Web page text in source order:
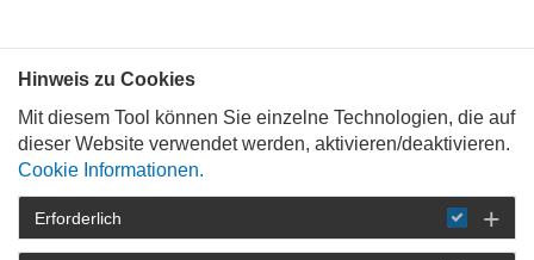
STARTSEITE
FORTBILDUNG
DETAIL
Hinweis zu Cookies
Mit diesem Tool können Sie einzelne Technologien, die auf
dieser Website verwendet werden, aktivieren/deaktivieren.
Cookie Informationen.
Erforderlich